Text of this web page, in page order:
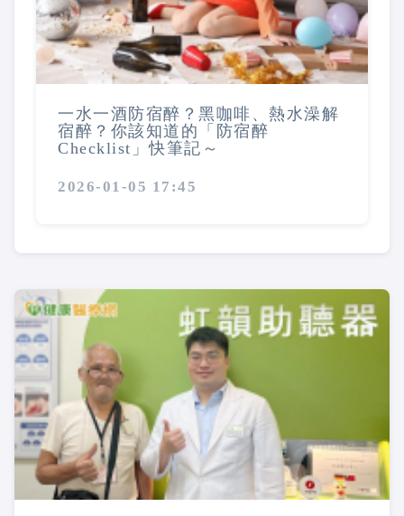
一水一酒防宿醉？黑咖啡、熱水澡解
宿醉？你該知道的「防宿醉
Checklist」快筆記～
2026-01-05 17:45